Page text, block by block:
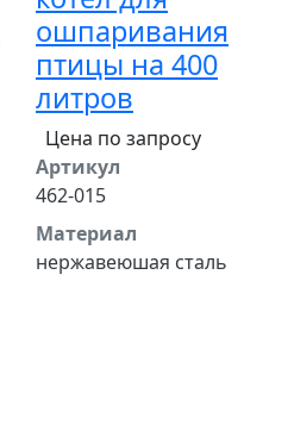
ошпаривания
птицы на 400
литров
Цена по запросу
Артикул
462-015
Материал
нержавеюшая сталь